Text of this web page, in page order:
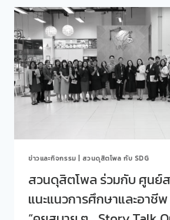
และ
การเมือง
&
คณะ
ครุศาสตร์”
ร่วม
กับ
ศูนย์
สนเทศ
แนะแนว
การ
ศึกษา
และ
อาชีพ
ๆ…
STORY
TALK
ONE
LAB“
ข่าวและกิจกรรม สวนดุสิตโพล กับ SDG
สวนดุสิตโพล ร่วมกับ ศูนย์
แนะแนวการศึกษาและอาชี